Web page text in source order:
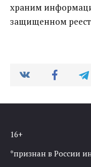
храним
защищенном
16+
*признан в России